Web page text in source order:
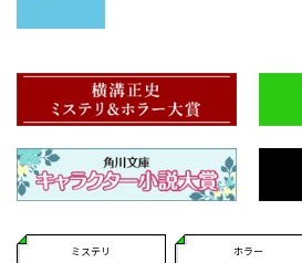
ミステリ ホラー